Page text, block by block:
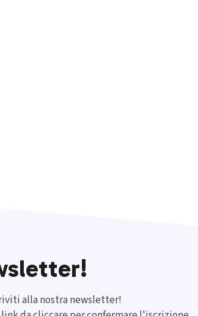
alla nostra newsletter!